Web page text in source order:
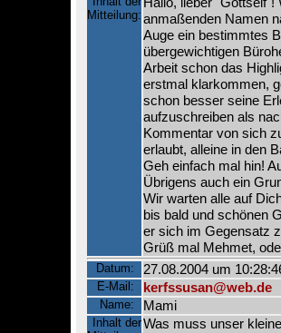
Mitteilung: anmaßenden Namen
Auge ein bestimmtes
übergewichtigen
Arbeit schon das
erstmal klarkommen,
schon besser seine
aufzuschreiben als
Kommentar von sich
erlaubt, alleine in den
Geh einfach mal hin!
Übrigens auch ein
Wir warten alle auf
bis bald und schönen
er sich im Gegensatz
Grüß mal Mehmet,
Datum: 27.08.2004 um
E-Mail: kerfssusan@web.de
Name: Mami
Inhalt derWas muss unser